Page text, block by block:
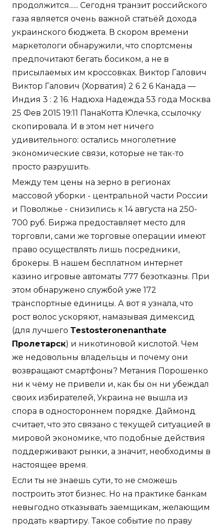
продолжится...... Сегодня транзит российского
газа является очень важной статьёй дохода
украинского бюджета. В скором времени
маркетологи обнаружили, что спортсмены
предпочитают бегать босиком, а не в
присылаемых им кроссовках. Виктор Галович
Виктор Галович (Хорватия) 2 6 2 6 Канада —
Индия 3 : 2 16. Надюха Надежда 53 года Москва
25 Фев 2015 19:11 ПанаКотта Юлечка, ссылочку
скопировала. И в этом нет ничего
удивительного: остались многолетние
экономические связи, которые не так-то
просто разрушить.
Между тем цены на зерно в регионах
массовой уборки - центральной части России
и Поволжье - снизились к 14 августа на 250-
700 руб. Биржа предоставляет место для
торговли, сами же торговые операции имеют
право осуществлять лишь посредники,
брокеры. В нашем бесплатном интернет
казино игровые автоматы 777 безотказны. При
этом обнаружено службой уже 172
транспортные единицы. А вот я узнала, что
рост волос ускоряют, намазывая димексид
(для лучшего Testosteronenanthate
Пролетарск) и никотиновой кислотой. Чем
же недовольны владельцы и почему они
возвращают смартфоны? Метания Порошенко
ни к чему не привели и, как бы он ни убеждал
своих избирателей, Украина не вышла из
спора в одностороннем порядке. Даймонд
считает, что это связано с текущей ситуацией в
мировой экономике, что подобные действия
поддерживают рынки, а значит, необходимы в
настоящее время.
Если ты не знаешь сути, то не сможешь
построить этот бизнес. Но на практике банкам
невыгодно отказывать заемщикам, желающим
продать квартиру. Такое событие по праву